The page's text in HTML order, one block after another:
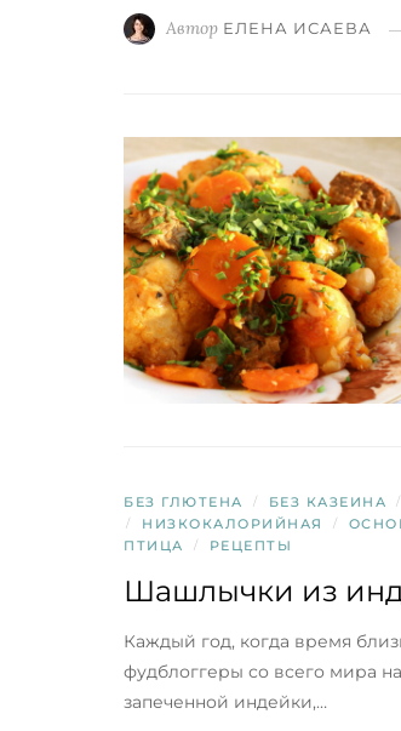
Автор ЕЛЕНА ИСАЕВА
БЕЗ ГЛЮТЕНА / БЕЗ КАЗЕИНА /
/ НИЗКОКАЛОРИЙНАЯ /
ПТИЦА / РЕЦЕПТЫ
Шашлычки из
Каждый год, когда время
фудблоггеры со всего мира
запеченной индейки,…